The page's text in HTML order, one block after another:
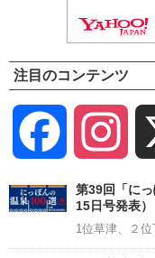
注目のコンテンツ
Facebook
第39回「に
15日号発表）
1位草津、２